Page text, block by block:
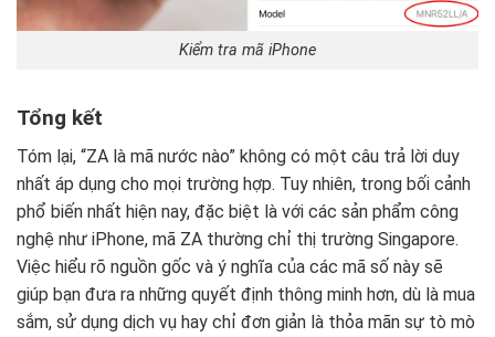
Kiểm tra mã iPhone
Tổng kết
Tóm lại, “ZA là mã nước nào” không có một câu trả lời duy
nhất áp dụng cho mọi trường hợp. Tuy nhiên, trong bối cảnh
phổ biến nhất hiện nay, đặc biệt là với các sản phẩm công
nghệ như iPhone, mã ZA thường chỉ thị trường Singapore.
Việc hiểu rõ nguồn gốc và ý nghĩa của các mã số này sẽ
giúp bạn đưa ra những quyết định thông minh hơn, dù là mua
sắm, sử dụng dịch vụ hay chỉ đơn giản là thỏa mãn sự tò mò